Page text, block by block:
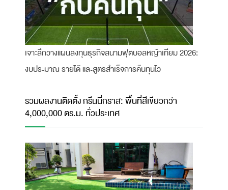
เจาะลึกวางแผนลงทุนธุรกิจสนามฟุตบอลหญ้าเทียม 2026:
งบประมาณ รายได้ และสูตรสำเร็จการคืนทุนไว
รวมผลงานติดตั้ง กรีนนี่กราส: พื้นที่สีเขียวกว่า
4,000,000 ตร.ม. ทั่วประเทศ